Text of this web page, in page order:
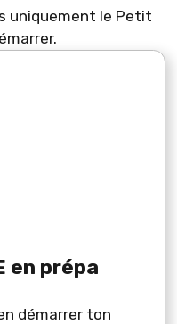
uniquement le Petit
en prépa
démarrer ton